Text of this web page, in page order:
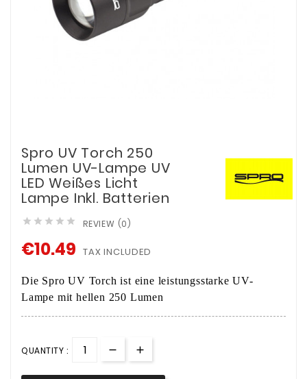
Spro UV Torch 250
Lumen UV-Lampe UV
LED Weißes Licht
Lampe Inkl. Batterien
     REVIEW (0)
€10.49 TAX INCLUDED
Die Spro UV Torch ist eine leistungsstarke UV-
Lampe mit hellen 250 Lumen
QUANTITY :